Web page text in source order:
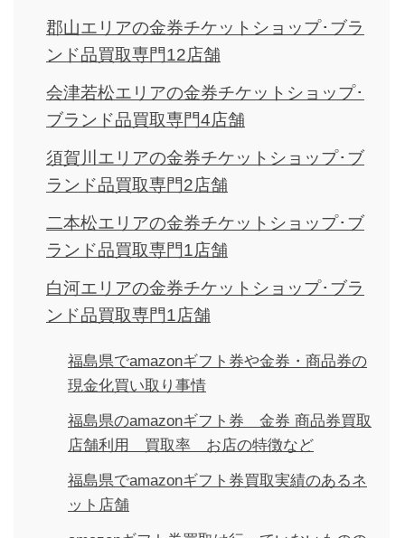
郡山エリアの金券チケットショップ･ブラ
ンド品買取専門12店舗
会津若松エリアの金券チケットショップ･
ブランド品買取専門4店舗
須賀川エリアの金券チケットショップ･ブ
ランド品買取専門2店舗
二本松エリアの金券チケットショップ･ブ
ランド品買取専門1店舗
白河エリアの金券チケットショップ･ブラ
ンド品買取専門1店舗
福島県でamazonギフト券や金券・商品券の
現金化買い取り事情
福島県のamazonギフト券 金券 商品券買取
店舗利用 買取率 お店の特徴など
福島県でamazonギフト券買取実績のあるネ
ット店舗